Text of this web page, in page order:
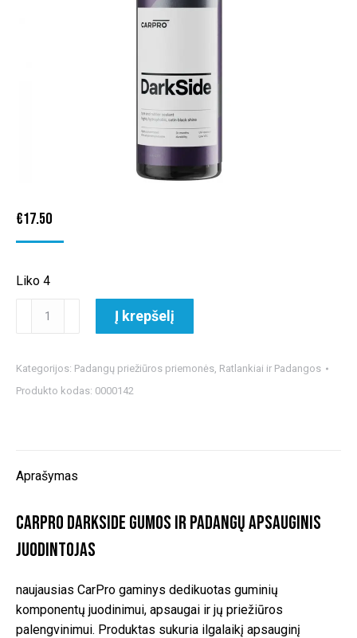
€17.50
Liko 4
produkto
Darkside
gumos
juodintojas
Į krepšelį
Kategorijos: Padangų priežiūros priemonės, Ratlankiai ir Padangos
Produkto kodas: 0000142
Aprašymas
CarPro Darkside gumos ir padangų apsauginis
juodintojas
naujausias CarPro gaminys dedikuotas guminių
komponentų juodinimui, apsaugai ir jų priežiūros
palengvinimui. Produktas sukuria ilgalaikį apsauginį